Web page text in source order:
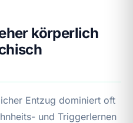
körperlich
Entzug dominiert oft
und Triggerlernen